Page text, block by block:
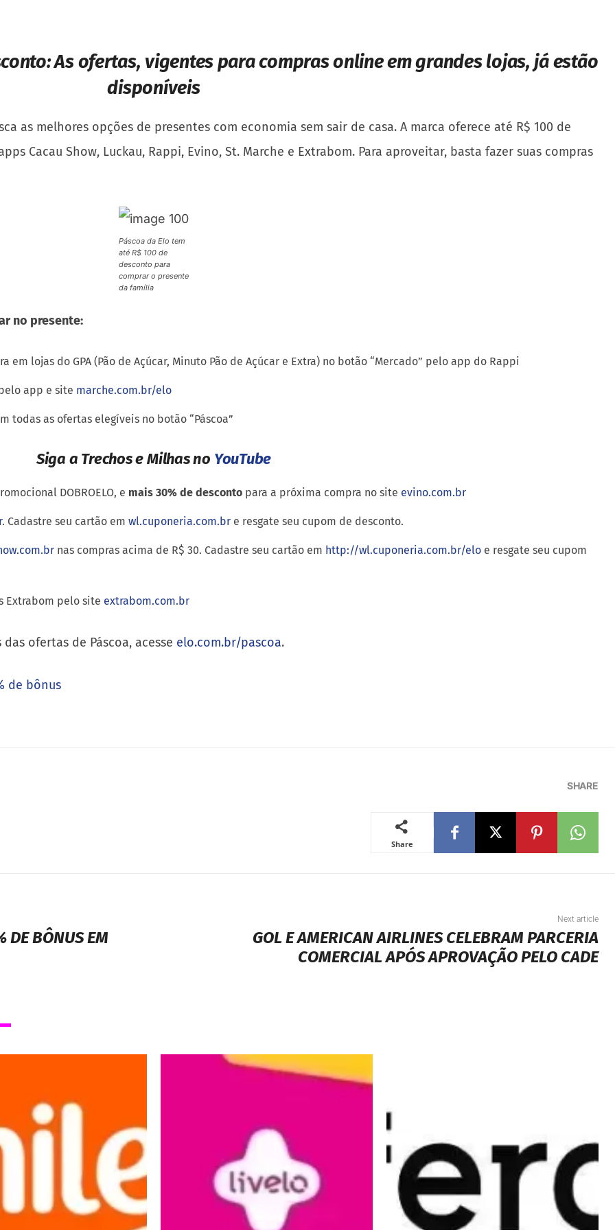
As ofertas, vigentes para compras online em grandes lojas, já estão
disponíveis
as melhores opções de presentes com economia sem sair de casa. A marca oferece até R$ 100 de
Cacau Show, Luckau, Rappi, Evino, St. Marche e Extrabom. Para aproveitar, basta fazer suas compras
Páscoa da Elo tem
até R$ 100 de
desconto para
comprar o presente
da família
no presente:
em lojas do GPA (Pão de Açúcar, Minuto Pão de Açúcar e Extra) no botão “Mercado” pelo app do Rappi
app e site marche.com.br/elo
todas as ofertas elegíveis no botão “Páscoa”
Siga a Trechos e Milhas no YouTube
DOBROELO, e mais 30% de desconto para a próxima compra no site evino.com.br
. Cadastre seu cartão em wl.cuponeria.com.br e resgate seu cupom de desconto.
nas compras acima de R$ 30. Cadastre seu cartão em http://wl.cuponeria.com.br/elo e resgate seu cupom
Extrabom pelo site extrabom.com.br
ofertas de Páscoa, acesse elo.com.br/pascoa.
de bônus
SHARE
Share
DE BÔNUS EM
Next article
GOL E AMERICAN AIRLINES CELEBRAM PARCERIA
COMERCIAL APÓS APROVAÇÃO PELO CADE